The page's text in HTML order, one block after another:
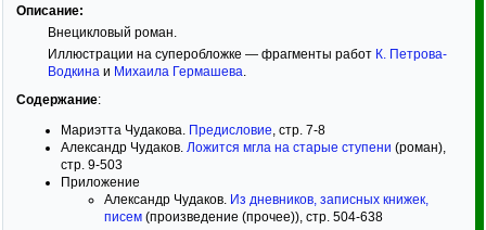
Описание:
Внецикловый роман.
Иллюстрации на суперобложке — фрагменты работ К. Петрова-
Водкина и Михаила Гермашева
Содержание:
Мариэтта Чудакова. Предисловие , стр. 7-8
Александр Чудаков. Ложится мгла на старые ступени (роман),
стр. 9-503
Приложение
Александр Чудаков. Из дневников, записных книжек,
писем (произведение (прочее)), стр. 504-638